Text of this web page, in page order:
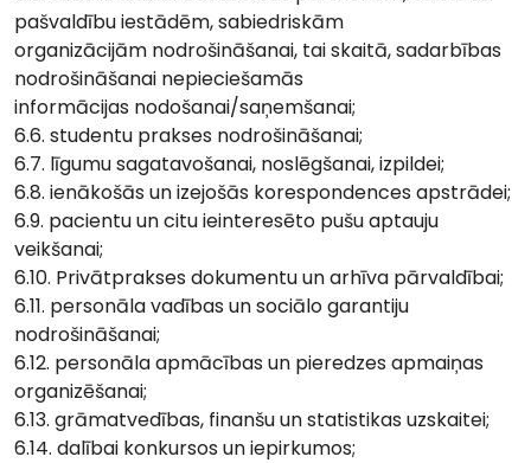
pašvaldību iestādēm, sabiedriskām
organizācijām nodrošināšanai, tai skaitā, sadarbības
nodrošināšanai nepieciešamās
informācijas nodošanai/saņemšanai;
6.6. studentu prakses nodrošināšanai;
6.7. līgumu sagatavošanai, noslēgšanai, izpildei;
6.8. ienākošās un izejošās korespondences apstrādei;
6.9. pacientu un citu ieinteresēto pušu aptauju
veikšanai;
6.10. Privātprakses dokumentu un arhīva pārvaldībai;
6.11. personāla vadības un sociālo garantiju
nodrošināšanai;
6.12. personāla apmācības un pieredzes apmaiņas
organizēšanai;
6.13. grāmatvedības, finanšu un statistikas uzskaitei;
6.14. dalībai konkursos un iepirkumos;